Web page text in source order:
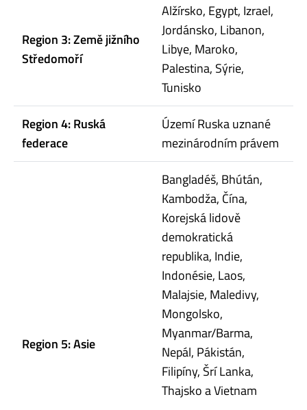
Region 3: Země jižního
Středomoří
Alžírsko, Egypt, Izrael,
Jordánsko, Libanon,
Libye, Maroko,
Palestina, Sýrie,
Tunisko
Region 4: Ruská
federace
Území Ruska uznané
mezinárodním právem
Region 5: Asie
Bangladéš, Bhútán,
Kambodža, Čína,
Korejská lidově
demokratická
republika, Indie,
Indonésie, Laos,
Malajsie, Maledivy,
Mongolsko,
Myanmar/Barma,
Nepál, Pákistán,
Filipíny, Šrí Lanka,
Thajsko a Vietnam